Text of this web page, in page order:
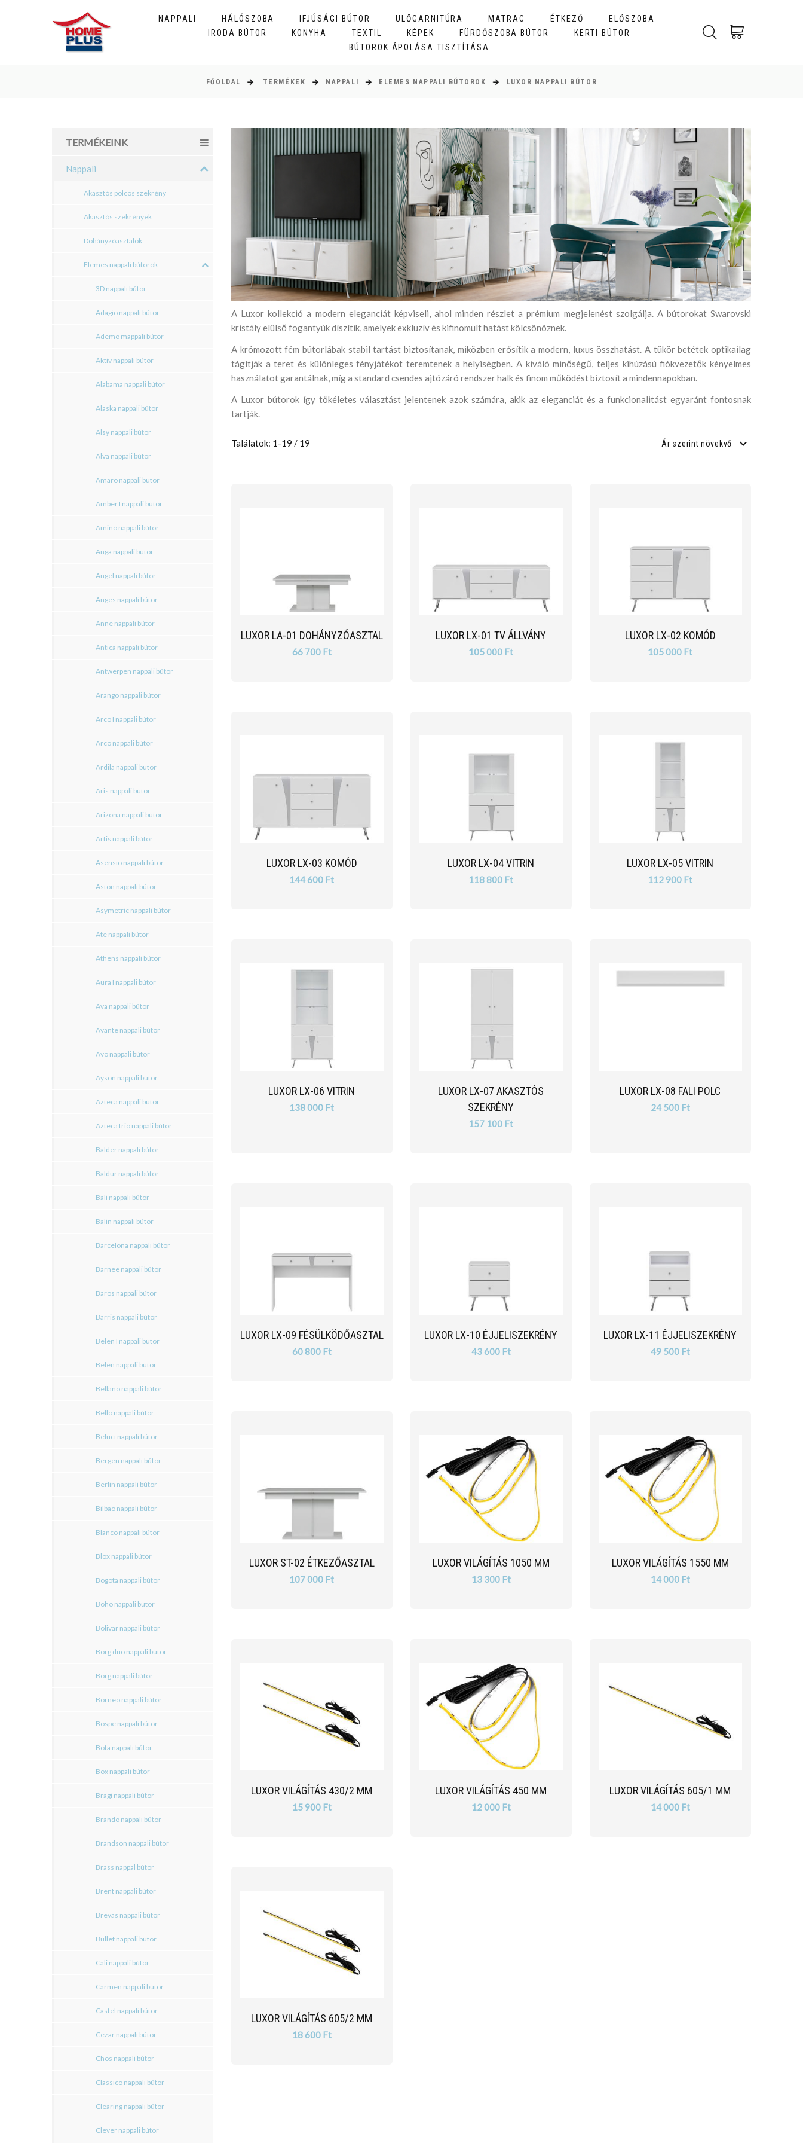
NAPPALI HÁLÓSZOBA IFJÚSÁGI BÚTOR ÜLŐGARNITÚRA MATRAC ÉTKEZŐ
ELŐSZOBA
IRODA BÚTOR
KONYHA TEXTIL KÉPEK FÜRDŐSZOBA BÚTOR
KERTI BÚTOR
BÚTOROK ÁPOLÁSA TISZTÍTÁSA
FŐOLDAL TERMÉKEK NAPPALI ELEMES NAPPALI BÚTOROK LUXOR NAPPALI BÚTOR
TERMÉKEINK
Nappali
Akasztós polcos szekrény
Akasztós szekrények
Dohányzóasztalok
Elemes nappali bútorok
3D nappali bútor
Adagio nappali bútor
Ademo mappali bútor
Aktiv nappali bútor
Alabama nappali bútor
Alaska nappali bútor
Alsy nappali bútor
Alva nappali bútor
Amaro nappali bútor
Amber I nappali bútor
Amino nappali bútor
Anga nappali bútor
Angel nappali bútor
Anges nappali bútor
Anne nappali bútor
Antica nappali bútor
Antwerpen nappali bútor
Arango nappali bútor
Arco I nappali bútor
Arco nappali bútor
Ardila nappali bútor
Aris nappali bútor
Arizona nappali bútor
Artis nappali bútor
Asensio nappali bútor
Aston nappali bútor
Asymetric nappali bútor
Ate nappali bútor
Athens nappali bútor
Aura I nappali bútor
Ava nappali bútor
Avante nappali bútor
Avo nappali bútor
Ayson nappali bútor
Azteca nappali bútor
Azteca trio nappali bútor
Balder nappali bútor
Baldur nappali bútor
Bali nappali bútor
Balin nappali bútor
Barcelona nappali bútor
Barnee nappali bútor
Baros nappali bútor
Barris nappali bútor
Belen I nappali bútor
Belen nappali bútor
Bellano nappali bútor
Bello nappali bútor
Beluci nappali bútor
Bergen nappali bútor
Berlin nappali bútor
Bilbao nappali bútor
Blanco nappali bútor
Blox nappali bútor
Bogota nappali bútor
Boho nappali bútor
Bolivar nappali bútor
Borg duo nappali bútor
Borg nappali bútor
Borneo nappali bútor
Bospe nappali bútor
Bota nappali bútor
Box nappali bútor
Bragi nappali bútor
Brando nappali bútor
Brandson nappali bútor
Brass nappal bútor
Brent nappali bútor
Brevas nappali bútor
Bullet nappali bútor
Cali nappali bútor
Carmen nappali bútor
Castel nappali bútor
Cezar nappali bútor
Chos nappali bútor
Classico nappali bútor
Clearing nappali bútor
Clever nappali bútor
A Luxor kollekció a modern eleganciát képviseli, ahol minden részlet a prémium megjelenést szolgálja. A bútorokat Swarovski
kristály elülső fogantyúk díszítik, amelyek exkluzív és kifinomult hatást kölcsönöznek.
A krómozott fém bútorlábak stabil tartást biztosítanak, miközben erősítik a modern, luxus összhatást. A tükör betétek optikailag
tágítják a teret és különleges fényjátékot teremtenek a helyiségben. A kiváló minőségű, teljes kihúzású fiókvezetők kényelmes
használatot garantálnak, míg a standard csendes ajtózáró rendszer halk és finom működést biztosít a mindennapokban.
A Luxor bútorok így tökéletes választást jelentenek azok számára, akik az eleganciát és a funkcionalitást egyaránt fontosnak
tartják.
Találatok: 1-19 / 19 Ár szerint növekvő
LUXOR LA-01 DOHÁNYZÓASZTAL
66 700 Ft
LUXOR LX-01 TV ÁLLVÁNY
105 000 Ft
LUXOR LX-02 KOMÓD
105 000 Ft
LUXOR LX-03 KOMÓD
144 600 Ft
LUXOR LX-04 VITRIN
118 800 Ft
LUXOR LX-05 VITRIN
112 900 Ft
LUXOR LX-06 VITRIN
138 000 Ft
LUXOR LX-07 AKASZTÓS
SZEKRÉNY
157 100 Ft
LUXOR LX-08 FALI POLC
24 500 Ft
LUXOR LX-09 FÉSÜLKÖDŐASZTAL
60 800 Ft
LUXOR LX-10 ÉJJELISZEKRÉNY
43 600 Ft
LUXOR LX-11 ÉJJELISZEKRÉNY
49 500 Ft
LUXOR ST-02 ÉTKEZŐASZTAL
107 000 Ft
LUXOR VILÁGÍTÁS 1050 MM
13 300 Ft
LUXOR VILÁGÍTÁS 1550 MM
14 000 Ft
LUXOR VILÁGÍTÁS 430/2 MM
15 900 Ft
LUXOR VILÁGÍTÁS 450 MM
12 000 Ft
LUXOR VILÁGÍTÁS 605/1 MM
14 000 Ft
LUXOR VILÁGÍTÁS 605/2 MM
18 600 Ft